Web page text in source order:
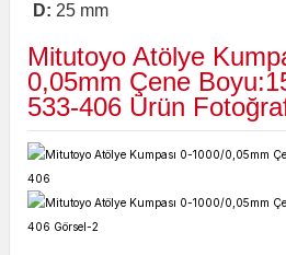
D: 25 mm
Mitutoyo Atölye
0,05mm Çene
533-406 Ürün